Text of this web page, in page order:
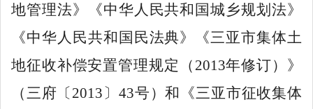
地管理法》《中华人民共和国城乡规划法》
《中华人民共和国民法典》《三亚市集体土
地征收补偿安置管理规定（ 2013年修订）》
（三府〔 2013 〕 43号）和
《三亚市征收集体